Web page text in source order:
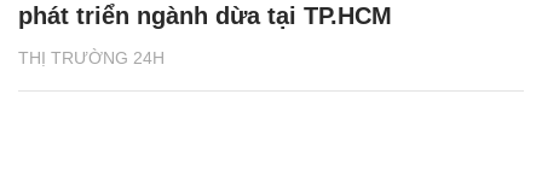
THỊ TRƯỜNG 24H
phát triển ngành dừa tại TP.HCM